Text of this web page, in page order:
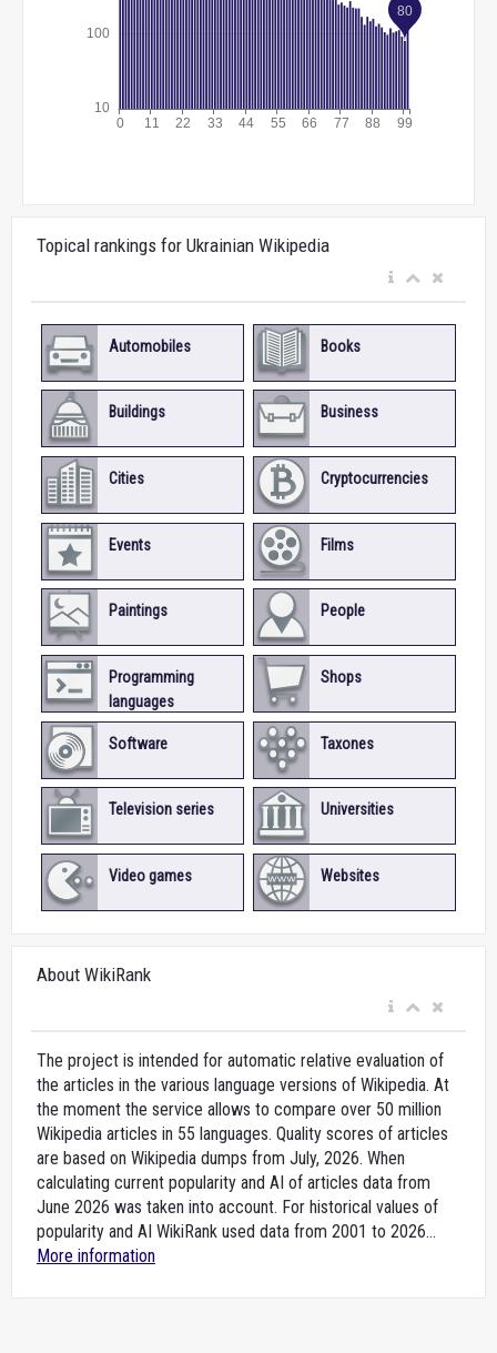
Topical rankings for Ukrainian Wikipedia
Automobiles Books
Buildings Business
Cities Cryptocurrencies
Events Films
Paintings People
Programming
languages
Shops
Software Taxones
Television series Universities
Video games Websites
About WikiRank
The project is intended for automatic relative evaluation of
the articles in the various language versions of Wikipedia. At
the moment the service allows to compare over 50 million
Wikipedia articles in 55 languages. Quality scores of articles
are based on Wikipedia dumps from July, 2026. When
calculating current popularity and AI of articles data from
June 2026 was taken into account. For historical values of
popularity and AI WikiRank used data from 2001 to 2026...
More information